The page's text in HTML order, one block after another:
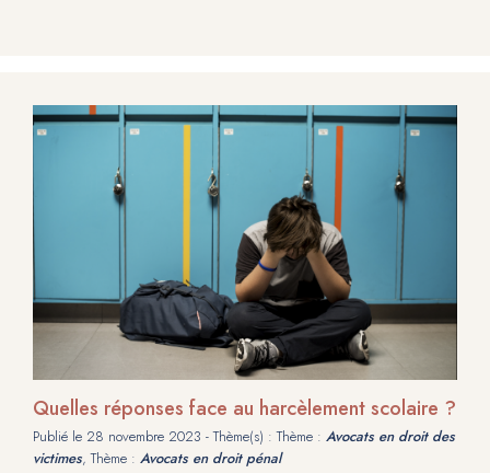
Quelles réponses face au harcèlement scolaire ?
Publié le 28 novembre 2023 - Thème(s) : Thème : Avocats en droit des
victimes, Thème : Avocats en droit pénal